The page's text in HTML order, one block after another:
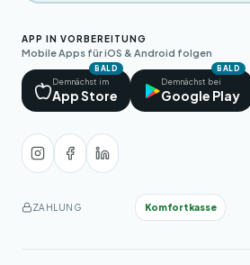
APP IN VORBEREITUNG
Mobile Apps für iOS & Android folgen
BALD
Demnächst im
App Store
BALD
Demnächst bei
Google Play
ZAHLUNG Komfortkasse